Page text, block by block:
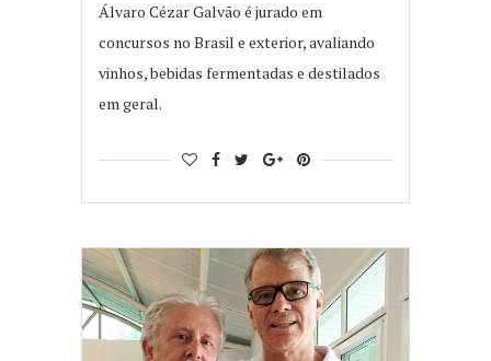
Álvaro Cézar Galvão é jurado em
concursos no Brasil e exterior, avaliando
vinhos, bebidas fermentadas e destilados
em geral.